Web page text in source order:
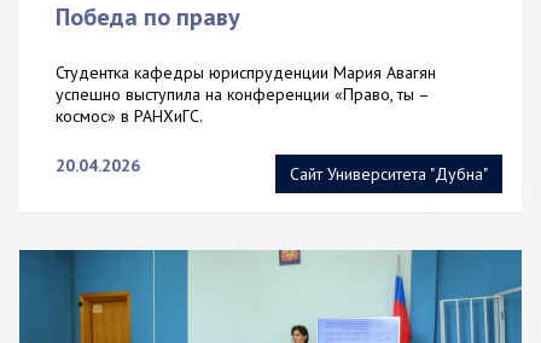
Сайт Университета "Дубна"
Победа по праву
Студентка кафедры юриспруденции Мария Авагян
успешно выступила на конференции «Право, ты –
космос» в РАНХиГС.
20.04.2026